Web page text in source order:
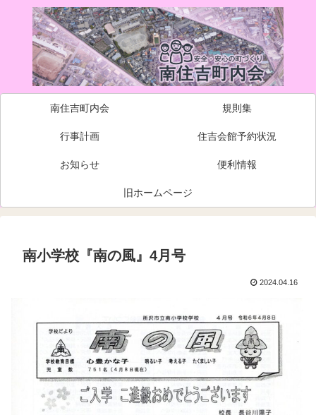
南住吉町内会 規則集
行事計画 住吉会館予約状況
お知らせ 便利情報
旧ホームページ
南小学校『南の風』4月号
2024.04.16